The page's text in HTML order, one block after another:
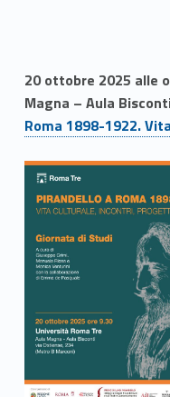
20 ottobre 2025 alle
Magna – Aula
Roma 1898-1922.